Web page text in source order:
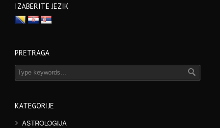
IZABERITE JEZIK
PRETRAGA
KATEGORIJE
ASTROLOGIJA